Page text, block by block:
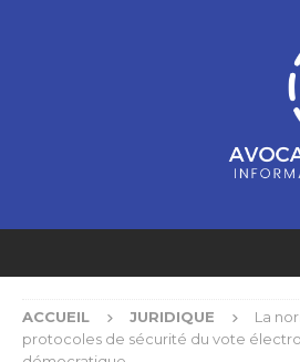
ACCUEIL JURIDIQUE
La
protocoles de sécurité du vote